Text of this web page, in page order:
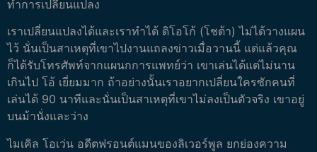
ทำการเปลี่ยนแปลง
เราเปลี่ยนแปลงได้และเราทำได้ ดิโอโก้ (โชต้า) ไม่ได้วางแผน
ไว้ นั่นเป็นสาเหตุที่เขาไปงานแถลงข่าวเมื่อวานนี้ แต่แล้วคุณ
ก็ได้รับโทรศัพท์จากแผนกการแพทย์ว่า เขาเล่นได้แต่ไม่นาน
เกินไป โอ้ เยี่ยมมาก ถ้าอย่างนั้นเราอยากเปลี่ยนใครซักคนที่
เล่นได้ 90 นาทีและนั่นเป็นสาเหตุที่เขาไม่ลงเป็นตัวจริง เขาอยู่
บนม้านั่งและว่าง
ไมเคิล โอเว่น อดีตฟรอนต์แมนของลิเวอร์พูล ยกย่องความ